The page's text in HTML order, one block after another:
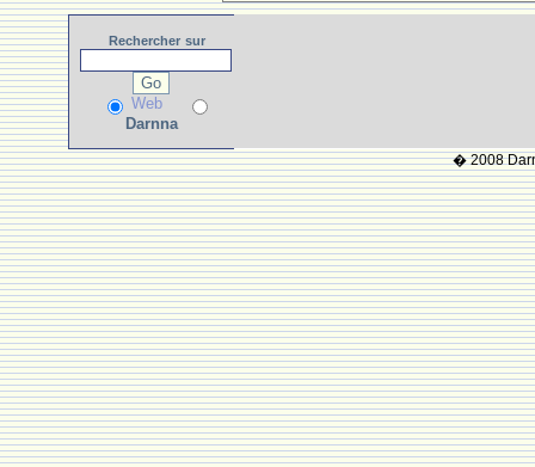
Rechercher sur
Web
Darnna
� 2008